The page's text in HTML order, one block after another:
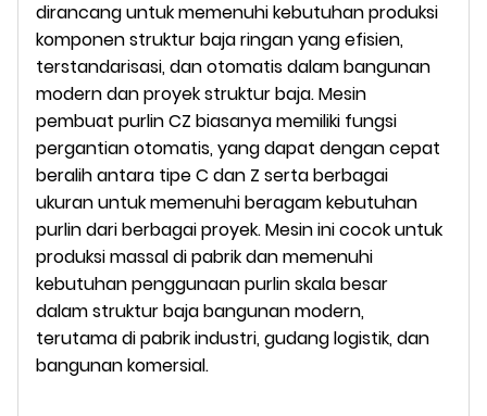
dirancang untuk memenuhi kebutuhan produksi
komponen struktur baja ringan yang efisien,
terstandarisasi, dan otomatis dalam bangunan
modern dan proyek struktur baja. Mesin
pembuat purlin CZ biasanya memiliki fungsi
pergantian otomatis, yang dapat dengan cepat
beralih antara tipe C dan Z serta berbagai
ukuran untuk memenuhi beragam kebutuhan
purlin dari berbagai proyek. Mesin ini cocok untuk
produksi massal di pabrik dan memenuhi
kebutuhan penggunaan purlin skala besar
dalam struktur baja bangunan modern,
terutama di pabrik industri, gudang logistik, dan
bangunan komersial.